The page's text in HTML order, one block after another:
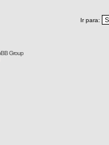
Ir para:
Group